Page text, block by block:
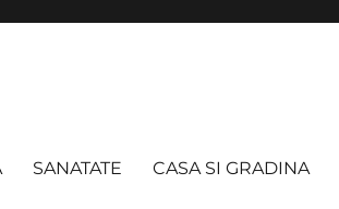
SANATATE CASA SI GRADINA